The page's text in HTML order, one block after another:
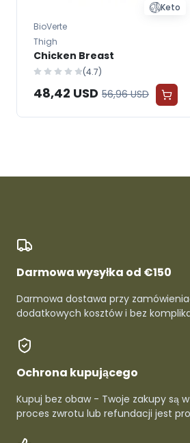
Keto
BioVerte
Thigh
Chicken Breast
(4.7)
48,42 USD 56,96 USD
Darmowa wysyłka od €150
Darmowa dostawa przy
dodatkowych kosztów i bez
Ochrona kupującego
Kupuj bez obaw - Twoje zakupy są
proces zwrotu lub refundacji jest